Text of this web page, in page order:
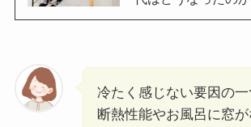
冷たく感じない要因の
断熱性能やお風呂に窓が